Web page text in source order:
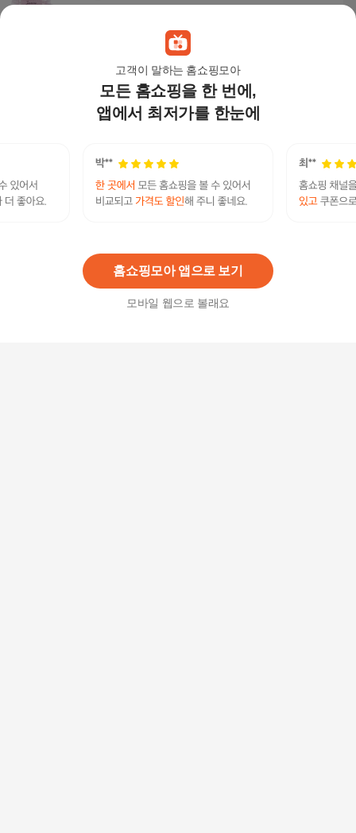
고객이 말하는 홈쇼핑모아
모든 홈쇼핑을 한 번에,
앱에서 최저가를 한눈에
홈쇼핑모아 앱으로 보기
모바일 웹으로 볼래요
불가리 향수] 옴니아 아메시스트 EDT 100ml 쇼핑
백
212,800
겐조 겐조 옴므 EDP 110ml 쇼핑백